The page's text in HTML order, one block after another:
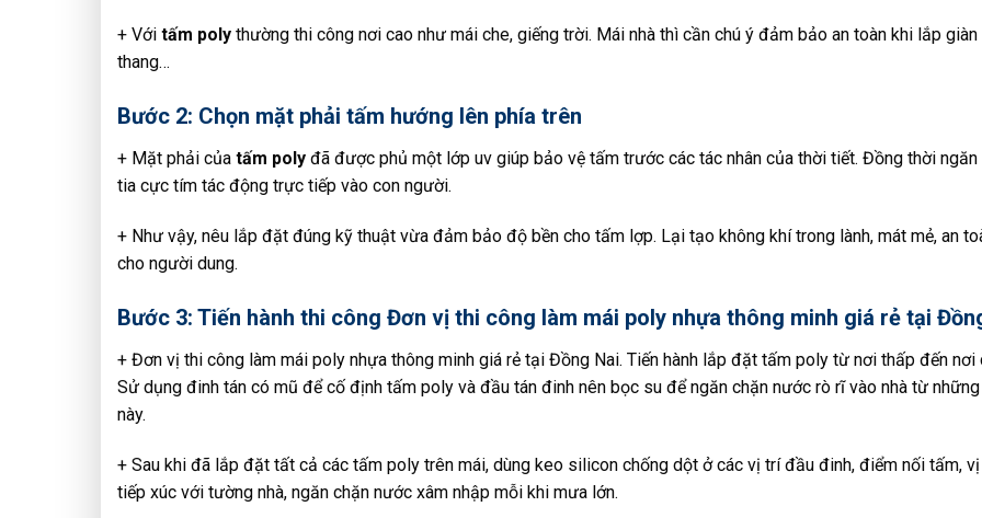
+ Với tấm poly thường thi công nơi cao như mái che, giếng trời. Mái nhà thì cần chú ý đảm bảo an toàn khi lắp giàn
thang…
Bước 2: Chọn mặt phải tấm hướng lên phía trên
+ Mặt phải của tấm poly đã được phủ một lớp uv giúp bảo vệ tấm trước các tác nhân của thời tiết. Đồng thời ngăn
tia cực tím tác động trực tiếp vào con người.
+ Như vậy, nêu lắp đặt đúng kỹ thuật vừa đảm bảo độ bền cho tấm lợp. Lại tạo không khí trong lành, mát mẻ, an
cho người dung.
Bước 3: Tiến hành thi công Đơn vị thi công làm mái poly nhựa thông minh giá rẻ tại
+ Đơn vị thi công làm mái poly nhựa thông minh giá rẻ tại Đồng Nai. Tiến hành lắp đặt tấm poly từ nơi thấp đến nơi
Sử dụng đinh tán có mũ để cố định tấm poly và đầu tán đinh nên bọc su để ngăn chặn nước rò rĩ vào nhà từ
này.
+ Sau khi đã lắp đặt tất cả các tấm poly trên mái, dùng keo silicon chống dột ở các vị trí đầu đinh, điểm nối tấm,
tiếp xúc với tường nhà, ngăn chặn nước xâm nhập mỗi khi mưa lớn.